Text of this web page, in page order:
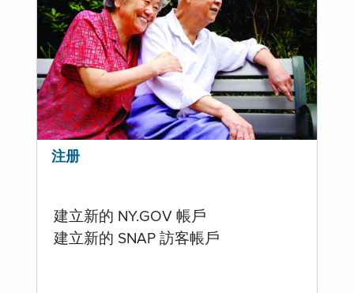
注册
建立新的 NY.GOV 帳戶
建立新的 SNAP 訪客帳戶